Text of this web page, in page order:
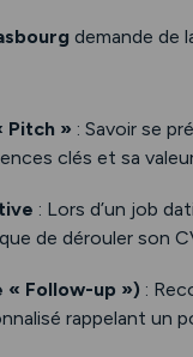
demande de
Pitch » : Savoir se
clés et sa
: Lors d’un job
de dérouler son
« Follow-up ») :
rappelant un